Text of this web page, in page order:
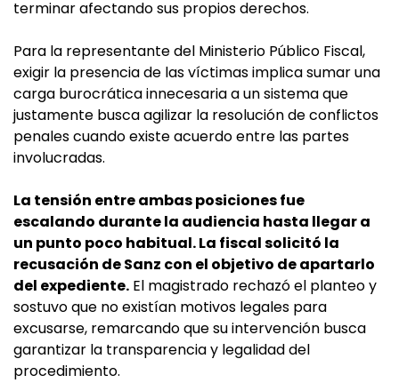
terminar afectando sus propios derechos.
Para la representante del Ministerio Público Fiscal,
exigir la presencia de las víctimas implica sumar una
carga burocrática innecesaria a un sistema que
justamente busca agilizar la resolución de conflictos
penales cuando existe acuerdo entre las partes
involucradas.
La tensión entre ambas posiciones fue
escalando durante la audiencia hasta llegar a
un punto poco habitual. La fiscal solicitó la
recusación de Sanz con el objetivo de apartarlo
del expediente. El magistrado rechazó el planteo y
sostuvo que no existían motivos legales para
excusarse, remarcando que su intervención busca
garantizar la transparencia y legalidad del
procedimiento.